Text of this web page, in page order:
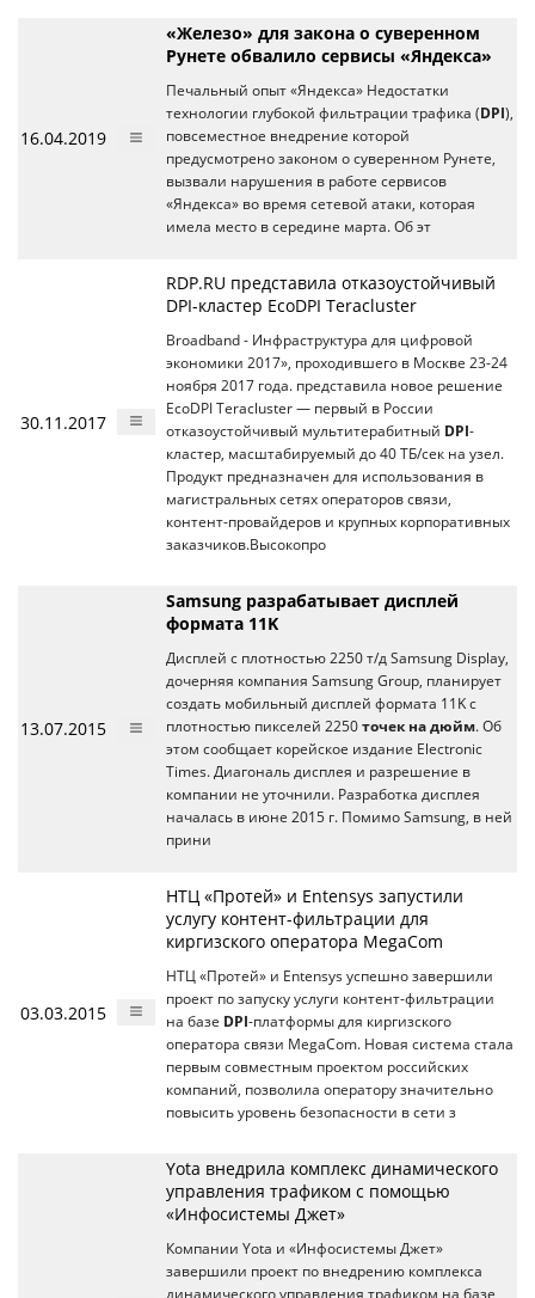
16.04.2019
«Железо» для закона о суверенном
Рунете обвалило сервисы «Яндекса»
Печальный опыт «Яндекса» Недостатки
технологии глубокой фильтрации трафика (DPI),
повсеместное внедрение которой
предусмотрено законом о суверенном Рунете,
вызвали нарушения в работе сервисов
«Яндекса» во время сетевой атаки, которая
имела место в середине марта. Об эт
30.11.2017
RDP.RU представила отказоустойчивый
DPI-кластер EcoDPI Teracluster
Broadband - Инфраструктура для цифровой
экономики 2017», проходившего в Москве 23-24
ноября 2017 года. представила новое решение
EcoDPI Teracluster — первый в России
отказоустойчивый мультитерабитный DPI-
кластер, масштабируемый до 40 ТБ/сек на узел.
Продукт предназначен для использования в
магистральных сетях операторов связи,
контент-провайдеров и крупных корпоративных
заказчиков.Высокопро
13.07.2015
Samsung разрабатывает дисплей
формата 11K
Дисплей с плотностью 2250 т/д Samsung Display,
дочерняя компания Samsung Group, планирует
создать мобильный дисплей формата 11K с
плотностью пикселей 2250 точек на дюйм. Об
этом сообщает корейское издание Electronic
Times. Диагональ дисплея и разрешение в
компании не уточнили. Разработка дисплея
началась в июне 2015 г. Помимо Samsung, в ней
прини
03.03.2015
НТЦ «Протей» и Entensys запустили
услугу контент-фильтрации для
киргизского оператора MegaCom
НТЦ «Протей» и Entensys успешно завершили
проект по запуску услуги контент-фильтрации
на базе DPI-платформы для киргизского
оператора связи MegaCom. Новая система стала
первым совместным проектом российских
компаний, позволила оператору значительно
повысить уровень безопасности в сети з
Yota внедрила комплекс динамического
управления трафиком с помощью
«Инфосистемы Джет»
Компании Yota и «Инфосистемы Джет»
завершили проект по внедрению комплекса
динамического управления трафиком на базе